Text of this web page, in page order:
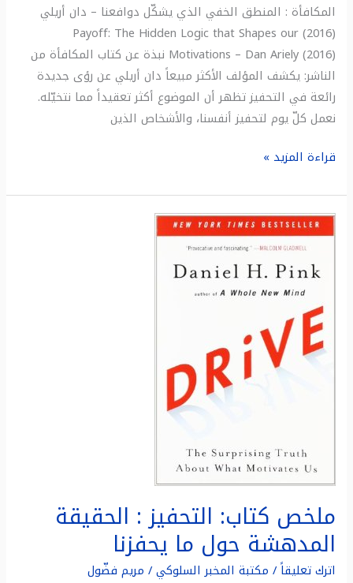
المكافأة : المنطق الخفي الذي يشكّل دوافعنا – دان أريلي
(2016) Payoff: The Hidden Logic that Shapes our
Motivations – Dan Ariely (2016) نبذة عن كتاب المكافأة من
الناشر: يكشف المؤلف الأكثر مبيعاً دان أريلي عن رؤى جديدة
رائعة في التحفيز تظهر أن الموضوع أكثر تعقيداً مما نتخيّله.
نعمل كلّ يوم لتحفيز أنفسنا، والأشخاص الذين
قراءة المزيد »
ملخص كتاب: التحفيز : الحقيقة
المدهشة حول ما يحفزنا
اترك تعليقاً/ مكتبة المخبر السلوكي/ مريم فضّول
ملخص
كتاب:
التحفيز
الحقيقة
المدهشة
حول